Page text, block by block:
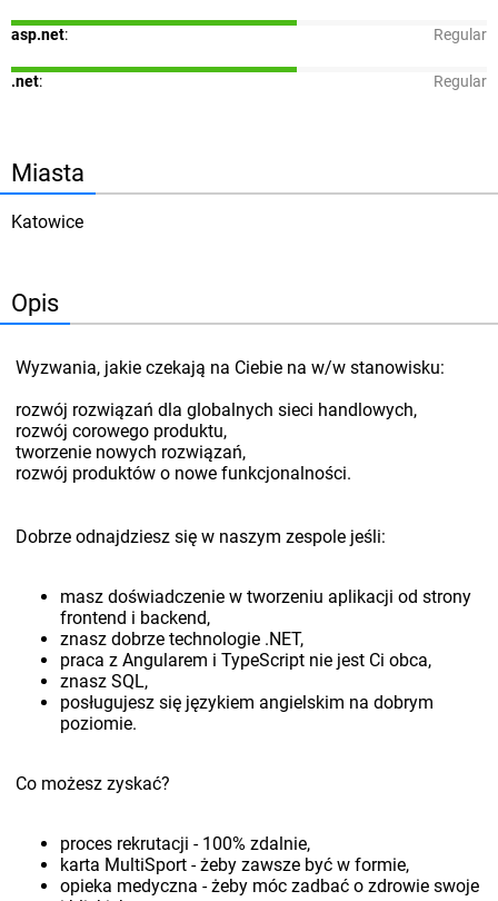
asp.net: Regular
.net: Regular
Miasta
Katowice
Opis
Wyzwania, jakie czekają na Ciebie na w/w stanowisku:
rozwój rozwiązań dla globalnych sieci handlowych,
rozwój corowego produktu,
tworzenie nowych rozwiązań,
rozwój produktów o nowe funkcjonalności.
Dobrze odnajdziesz się w naszym zespole jeśli:
masz doświadczenie w tworzeniu aplikacji od strony
frontend i backend,
znasz dobrze technologie .NET,
praca z Angularem i TypeScript nie jest Ci obca,
znasz SQL,
posługujesz się językiem angielskim na dobrym
poziomie.
Co możesz zyskać?
proces rekrutacji - 100% zdalnie,
karta MultiSport - żeby zawsze być w formie,
opieka medyczna - żeby móc zadbać o zdrowie swoje